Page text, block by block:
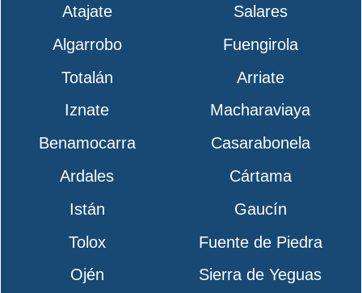
Atajate
Salares
Algarrobo
Fuengirola
Totalán
Arriate
Iznate
Macharaviaya
Benamocarra
Casarabonela
Ardales
Cártama
Istán
Gaucín
Tolox
Fuente de Piedra
Ojén
Sierra de Yeguas